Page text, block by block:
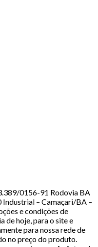
0156-91 Rodovia BA
Industrial – Camaçari/BA –
e condições de
de hoje, para o site e
para nossa rede de
no preço do produto.